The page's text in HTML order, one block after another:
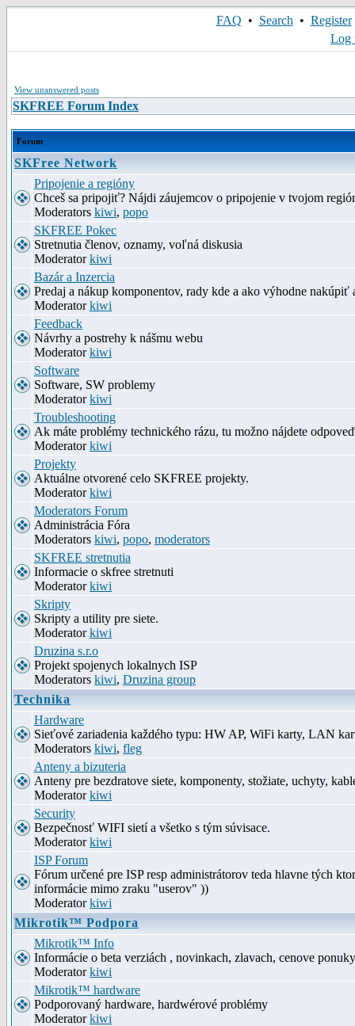
FAQ • Search • Register
Log
View unanswered posts
SKFREE Forum Index
Forum
SKFree Network
Pripojenie a regióny
Chceš sa pripojiť? Nájdi záujemcov o pripojenie v tvojom
Moderators kiwi, popo
SKFREE Pokec
Stretnutia členov, oznamy, voľná diskusia
Moderatorkiwi
Bazár a Inzercia
Predaj a nákup komponentov, rady kde a ako výhodne nakúpiť
Moderatorkiwi
Feedback
Návrhy a postrehy k nášmu webu
Moderatorkiwi
Software
Software, SW problemy
Moderatorkiwi
Troubleshooting
Ak máte problémy technického rázu, tu možno nájdete odpoveď
Moderatorkiwi
Projekty
Aktuálne otvorené celo SKFREE projekty.
Moderatorkiwi
Moderators Forum
Administrácia Fóra
Moderators kiwi, popo, moderators
SKFREE stretnutia
Informacie o skfree stretnuti
Moderatorkiwi
Skripty
Skripty a utility pre siete.
Moderatorkiwi
Druzina s.r.o
Projekt spojenych lokalnych ISP
Moderators kiwi, Druzina group
Technika
Hardware
Sieťové zariadenia každého typu: HW AP, WiFi karty, LAN
Moderators kiwi, fleg
Anteny a bizuteria
Anteny pre bezdratove siete, komponenty, stožiate, uchyty,
Moderatorkiwi
Security
Bezpečnosť WIFI sietí a všetko s tým súvisace.
Moderatorkiwi
ISP Forum
Fórum určené pre ISP resp administrátorov teda hlavne tých
informácie mimo zraku "userov" ))
Moderatorkiwi
Mikrotik™ Podpora
Mikrotik™ Info
Informácie o beta verziách , novinkach, zlavach, cenove ponuky
Moderatorkiwi
Mikrotik™ hardware
Podporovaný hardware, hardwérové problémy
Moderatorkiwi